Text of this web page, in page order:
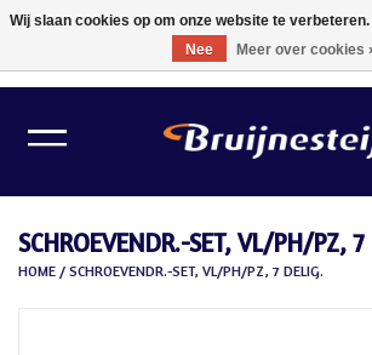
Verlichting
SCHROEVENDR.-SET, VL/PH/PZ, 7
HOME / SCHROEVENDR.-SET, VL/PH/PZ, 7 DELIG.
Wij slaan cookies op om onze website te
Nee
Meer over cookies